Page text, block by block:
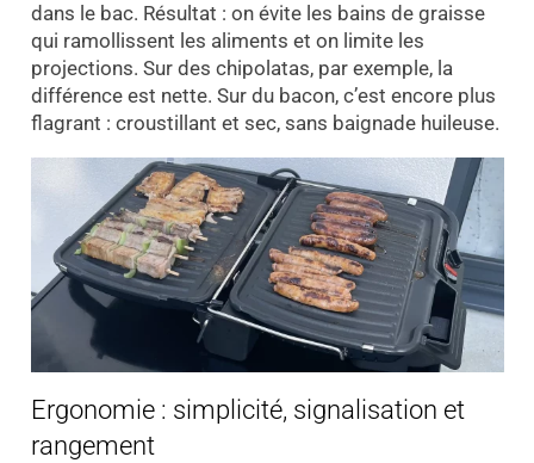
dans le bac. Résultat : on évite les bains de graisse
qui ramollissent les aliments et on limite les
projections. Sur des chipolatas, par exemple, la
différence est nette. Sur du bacon, c’est encore plus
flagrant : croustillant et sec, sans baignade huileuse.
Ergonomie : simplicité, signalisation et
rangement